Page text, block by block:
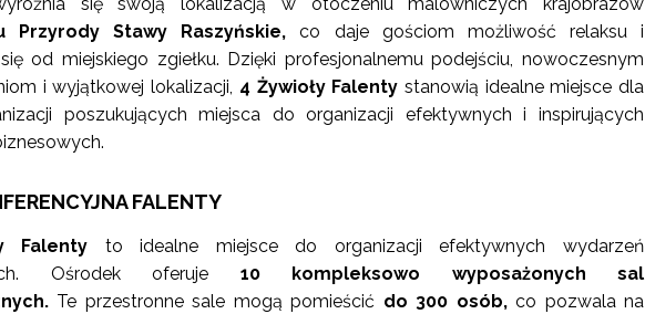
Przyrody Stawy Raszyńskie, co daje gościom możliwość relaksu i
od miejskiego zgiełku. Dzięki profesjonalnemu podejściu, nowoczesnym
i wyjątkowej lokalizacji, 4 Żywioły Falenty stanowią idealne miejsce dla
poszukujących miejsca do organizacji efektywnych i inspirujących
FALENTY
Falenty to idealne miejsce do organizacji efektywnych wydarzeń
Ośrodek oferuje 10 kompleksowo wyposażonych sal
Te przestronne sale mogą pomieścić do 300 osób,co pozwala na